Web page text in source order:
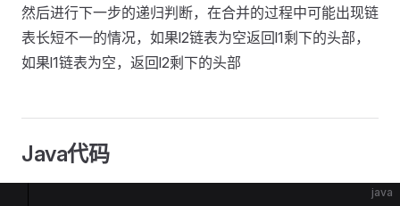
然后进行下一步的递归判断，在合并的过程中可能出现链
表长短不一的情况，如果l2链表为空返回l1剩下的头部，
如果l1链表为空，返回l2剩下的头部
Java代码
java